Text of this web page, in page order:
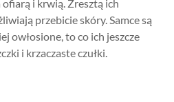
i krwią. Zresztą ich
przebicie skóry. Samce są
owłosione, to co ich jeszcze
i krzaczaste czułki.